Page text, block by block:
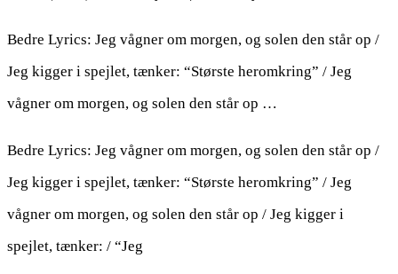
Bedre Lyrics: Jeg vågner om morgen, og solen den står op /
Jeg kigger i spejlet, tænker: “Største heromkring” / Jeg
vågner om morgen, og solen den står op …
Bedre Lyrics: Jeg vågner om morgen, og solen den står op /
Jeg kigger i spejlet, tænker: “Største heromkring” / Jeg
vågner om morgen, og solen den står op / Jeg kigger i
spejlet, tænker: / “Jeg